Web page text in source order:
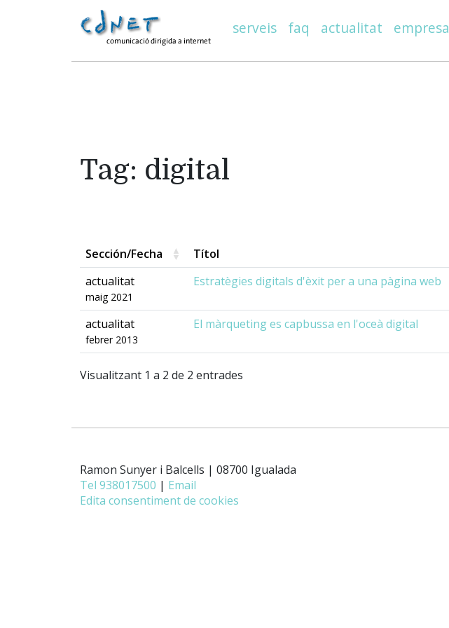
serveis faq actualitat empresa
Tag: digital
Sección/Fecha
Títol
actualitat
maig 2021
Estratègies digitals d'èxit per a una pàgina web
actualitat
febrer 2013
El màrqueting es capbussa en l'oceà digital
Visualitzant 1 a 2 de 2 entrades
Ramon Sunyer i Balcells | 08700 Igualada
Tel 938017500 | Email
Edita consentiment de cookies